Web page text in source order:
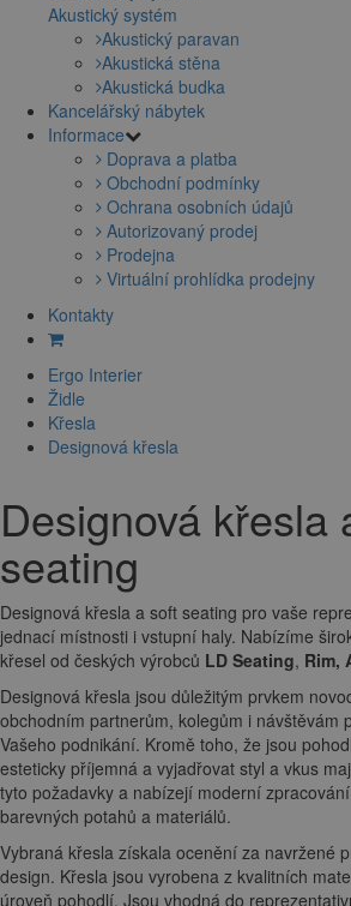
Akustický systém
Akustický paravan
Akustická stěna
Akustická budka
Kancelářský nábytek
Informace
Doprava a platba
Obchodní podmínky
Ochrana osobních údajů
Autorizovaný prodej
Prodejna
Virtuální prohlídka prodejny
Kontakty
Ergo Interier
Židle
Křesla
Designová křesla
Designová křesla
seating
Designová křesla a soft seating pro vaše
jednací místnosti i vstupní haly. Nabízíme
křesel od českých výrobců LD Seating, Rim,
Designová křesla jsou důležitým prvkem
obchodním partnerům, kolegům i návštěvám
Vašeho podnikání. Kromě toho, že jsou
esteticky příjemná a vyjadřovat styl a vkus
tyto požadavky a nabízejí moderní
barevných potahů a materiálů.
Vybraná křesla získala ocenění za navržené
design. Křesla jsou vyrobena z kvalitních
úroveň pohodlí. Jsou vhodná do